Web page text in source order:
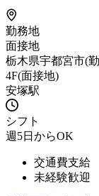
勤務地
面接地
栃木県宇都宮市(
4F(面接地)
安塚駅
シフト
週5日からOK
交通費支給
未経験歓迎